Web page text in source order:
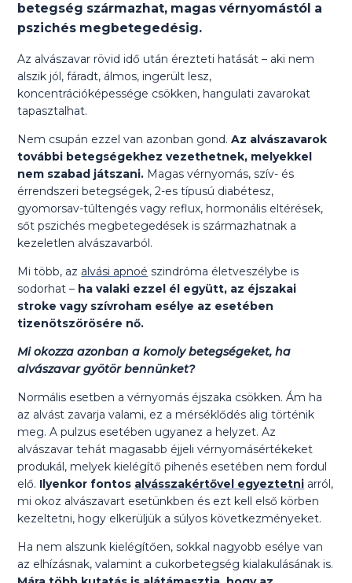
betegség származhat, magas vérnyomástól a
pszichés megbetegedésig.
Az alvászavar rövid idő után érezteti hatását – aki nem
alszik jól, fáradt, álmos, ingerült lesz,
koncentrációképessége csökken, hangulati zavarokat
tapasztalhat.
Nem csupán ezzel van azonban gond.Az alvászavarok
további betegségekhez vezethetnek, melyekkel
nem szabad játszani. Magas vérnyomás, szív- és
érrendszeri betegségek, 2-es típusú diabétesz,
gyomorsav-túltengés vagy reflux, hormonális eltérések,
sőt pszichés megbetegedések is származhatnak a
kezeletlen alvászavarból.
Mi több, az alvási apnoé szindróma életveszélybe is
sodorhat – ha valaki ezzel él együtt, az éjszakai
stroke vagy szívroham esélye az esetében
tizenötszörösére nő.
Mi okozza azonban a komoly betegségeket, ha
alvászavar gyötör bennünket?
Normális esetben a vérnyomás éjszaka csökken. Ám ha
az alvást zavarja valami, ez a mérséklődés alig történik
meg. A pulzus esetében ugyanez a helyzet. Az
alvászavar tehát magasabb éjjeli vérnyomásértékeket
produkál, melyek kielégítő pihenés esetében nem fordul
elő. Ilyenkor fontos alvásszakértővel egyeztetni arról,
mi okoz alvászavart esetünkben és ezt kell első körben
kezeltetni, hogy elkerüljük a súlyos következményeket.
Ha nem alszunk kielégítően, sokkal nagyobb esélye van
az elhízásnak, valamint a cukorbetegség kialakulásának is.